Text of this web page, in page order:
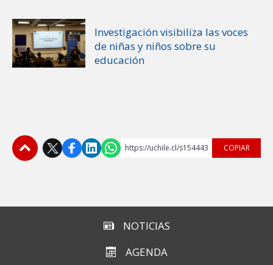
Investigación visibiliza las voces
de niñas y niños sobre su
educación
https://uchile.cl/s154443 COPIAR
NOTICIAS
AGENDA